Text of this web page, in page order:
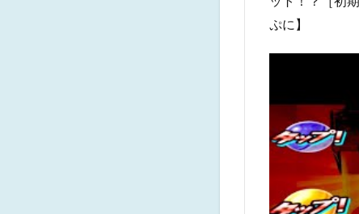
ぷに】